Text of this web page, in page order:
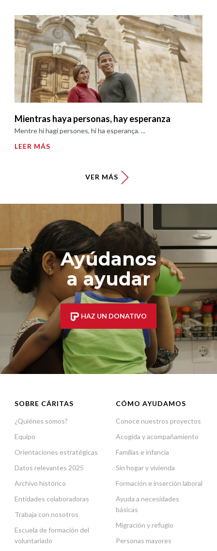
Mientras haya personas, hay esperanza
Mentre hi hagi persones, hi ha esperança. ...
LEER MÁS
VER MÁS
Ayúdanos
a ayudar
HAZ UN DONATIVO
SOBRE CÁRITAS
¿Quiénes somos?
Equipo
Orientaciones estratégicas
Datos relevantes 2025
Archivo histórico
Entidades colaboradoras
Trabaja con nosotros
Escuela de formación del
voluntariado
CÓMO AYUDAMOS
Conoce nuestros proyectos
Acogida y acompañamiento
Familias e infancia
Sin hogar y vivienda
Formación e inserción laboral
Ayuda a necesidades
básicas
Migración y refugio
Personas mayores